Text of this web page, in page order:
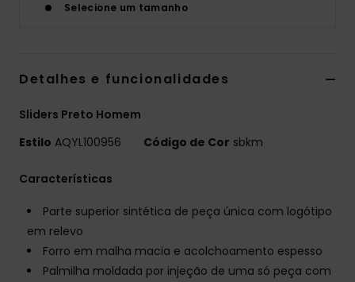
Selecione um tamanho
Detalhes e funcionalidades
Sliders Preto Homem
Estilo AQYL100956 Código de Cor sbkm
Características
Parte superior sintética de peça única com logótipo
em relevo
Forro em malha macia e acolchoamento espesso
Palmilha moldada por injeção de uma só peça com